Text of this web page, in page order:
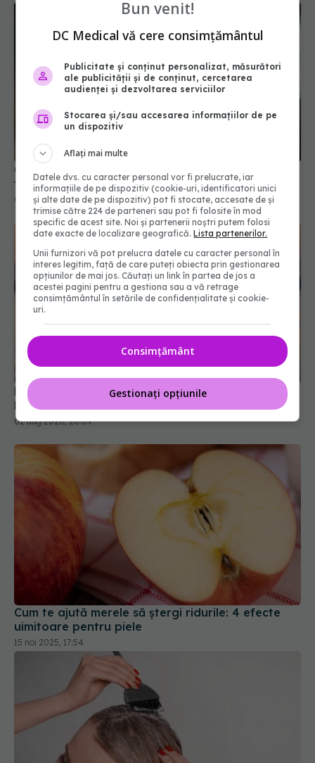
Obiceiurile zilnice care accelerează îmbătrânirea
tenului
08 apr 2026, 16:34
Folosești parfum înainte să ieși la soare?
Dermatologii recomandă să eviți acest obicei
02 aug 2026, 20:09
Cum te ajută merele să ștergi ridurile: 4 efecte
uimitoare pentru piele
15 noi 2025, 17:54
Bun venit!
DC Medical vă cere consimțământul
Publicitate și conținut personalizat, măsurători
ale publicității și de conținut, cercetarea
audienței și dezvoltarea serviciilor
Stocarea și/sau accesarea informațiilor de pe
un dispozitiv
Aflați mai multe
Datele dvs. cu caracter personal vor fi prelucrate, iar
informațiile de pe dispozitiv (cookie-uri, identificatori unici
și alte date de pe dispozitiv) pot fi stocate, accesate de și
trimise către 224 de parteneri sau pot fi folosite în mod
specific de acest site. Noi și partenerii noștri putem folosi
date exacte de localizare geografică.Lista partenerilor.
Unii furnizori vă pot prelucra datele cu caracter personal în
interes legitim, față de care puteți obiecta prin gestionarea
opțiunilor de mai jos. Căutați un link în partea de jos a
acestei pagini pentru a gestiona sau a vă retrage
consimțământul în setările de confidențialitate și cookie-
uri.
Consimțământ
Gestionați opțiunile